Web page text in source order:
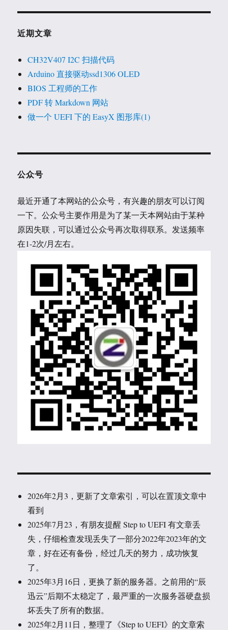
近期文章
CH32V407 I2C 扫描代码
Arduino 直接驱动ssd1306 OLED
BIOS 工程师的工作
PDF 转 Markdown 网站
做一个 UEFI 下的 EasyX 图形库(1)
公众号
最近开通了本网站的公众号，有兴趣的朋友可以订阅
一下。公众号主要作用是为了某一天本网站由于某种
原因失联，可以通过公众号再次取得联系。发送频率
在1-2次/月左右。
2026年2月3，更新了文章索引，可以在置顶文章中
看到
2025年7月23，有朋友提醒 Step to UEFI 有文章丢
失，仔细检查发现丢失了一部分2022年2023年的文
章，好在还有备份，经过几天的努力，成功恢复
了。
2025年3月16日，更换了新的服务器。之前用的“辰
迅云”后期不太稳定了，最严重的一次服务器硬盘损
坏丢失了所有的数据。
2025年2月11日，整理了《Step to UEFI》的文章索